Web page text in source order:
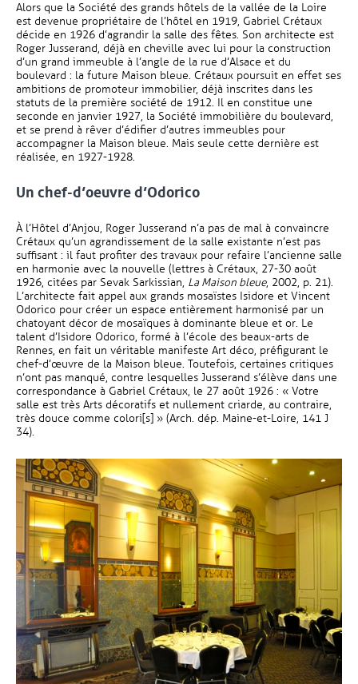
Alors que la Société des grands hôtels de la vallée de la Loire
est devenue propriétaire de l’hôtel en 1919, Gabriel Crétaux
décide en 1926 d’agrandir la salle des fêtes. Son architecte est
Roger Jusserand, déjà en cheville avec lui pour la construction
d’un grand immeuble à l’angle de la rue d’Alsace et du
boulevard : la future Maison bleue. Crétaux poursuit en effet ses
ambitions de promoteur immobilier, déjà inscrites dans les
statuts de la première société de 1912. Il en constitue une
seconde en janvier 1927, la Société immobilière du boulevard,
et se prend à rêver d’édifier d’autres immeubles pour
accompagner la Maison bleue. Mais seule cette dernière est
réalisée, en 1927-1928.
Un chef-d’oeuvre d’Odorico
À l’Hôtel d’Anjou, Roger Jusserand n’a pas de mal à convaincre
Crétaux qu’un agrandissement de la salle existante n’est pas
suffisant : il faut profiter des travaux pour refaire l’ancienne salle
en harmonie avec la nouvelle (lettres à Crétaux, 27-30 août
1926, citées par Sevak Sarkissian, La Maison bleue, 2002, p. 21).
L’architecte fait appel aux grands mosaïstes Isidore et Vincent
Odorico pour créer un espace entièrement harmonisé par un
chatoyant décor de mosaïques à dominante bleue et or. Le
talent d’Isidore Odorico, formé à l’école des beaux-arts de
Rennes, en fait un véritable manifeste Art déco, préfigurant le
chef-d’œuvre de la Maison bleue. Toutefois, certaines critiques
n’ont pas manqué, contre lesquelles Jusserand s’élève dans une
correspondance à Gabriel Crétaux, le 27 août 1926 : « Votre
salle est très Arts décoratifs et nullement criarde, au contraire,
très douce comme colori[s] » (Arch. dép. Maine-et-Loire, 141 J
34).